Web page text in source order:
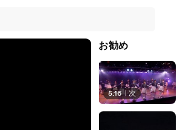
お勧め
5:16 | 次